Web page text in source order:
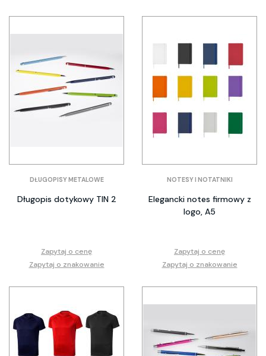
DŁUGOPISY METALOWE
Długopis dotykowy TIN 2
Zapytaj o cenę
Zapytaj o znakowanie
NOTESY I NOTATNIKI
Elegancki notes firmowy z
logo, A5
Zapytaj o cenę
Zapytaj o znakowanie